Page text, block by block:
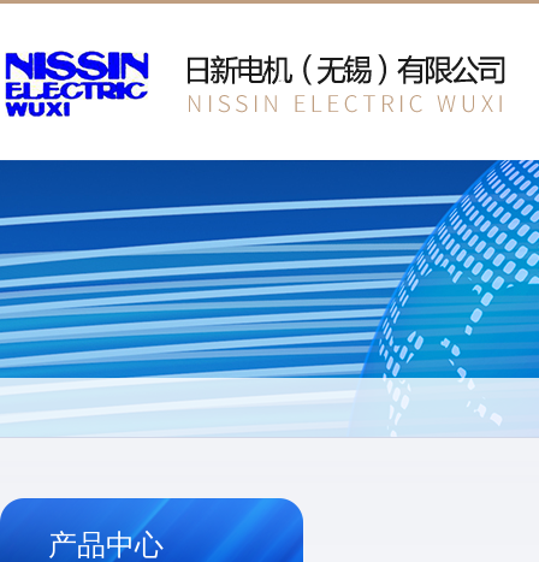
产品中心